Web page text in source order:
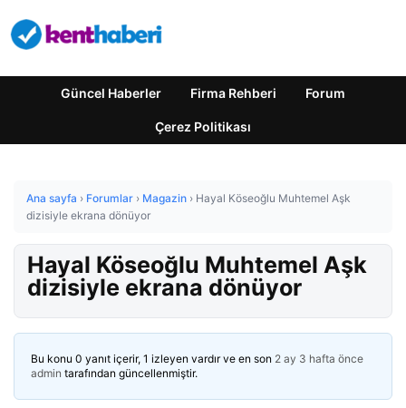
Güncel Haberler Firma Rehberi Forum
Çerez Politikası
Ana sayfa › Forumlar › Magazin › Hayal Köseoğlu Muhtemel Aşk
dizisiyle ekrana dönüyor
Hayal Köseoğlu Muhtemel Aşk
dizisiyle ekrana dönüyor
Bu konu 0 yanıt içerir, 1 izleyen vardır ve en son 2 ay 3 hafta önce
admin tarafından güncellenmiştir.